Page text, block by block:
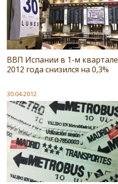
ВВП Испании в 1-м квартале
2012 года снизился на 0,3%‎
30.04.2012